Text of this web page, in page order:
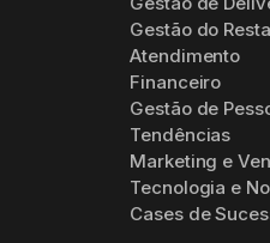
Gestão do
Atendimento
Financeiro
Gestão de
Tendências
Marketing e
Tecnologia e
Cases de